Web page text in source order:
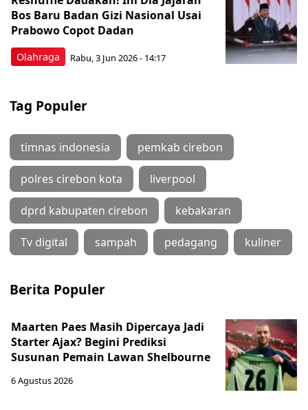
Olahraga
Bos Baru Badan Gizi Nasional Usai
Prabowo Copot Dadan
Rabu, 3 Jun 2026 - 14:17
Tag Populer
timnas indonesia pemkab cirebon
polres cirebon kota liverpool
dprd kabupaten cirebon kebakaran
Tv digital sampah pedagang kuliner
Berita Populer
Maarten Paes Masih Dipercaya Jadi
Starter Ajax? Begini Prediksi
Susunan Pemain Lawan Shelbourne
6 Agustus 2026